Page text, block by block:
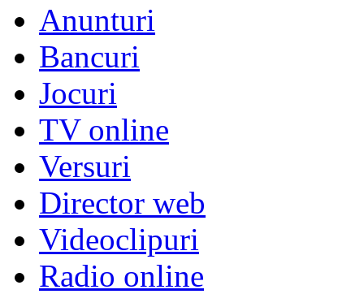
Anunturi
Bancuri
Jocuri
TV online
Versuri
Director web
Videoclipuri
Radio online